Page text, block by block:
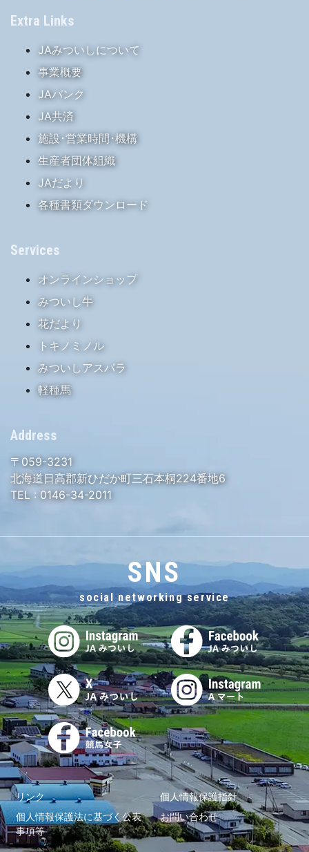
Extra Links
JAみついしについて
事業概要
JAバンク
JA共済
施設･営業時間･機構
生産者団体組織
JAだより
各種書類ダウンロード
Services
オンラインショップ
みついし牛
花だより
トキノミノル
みついしアスパラ
軽種馬
Address
〒059-3231
北海道日高郡新ひだか町三石本桐224番地6
TEL : 0146-34-2011
SNS
social networking service
リンク
個人情報保護指針
個人情報保護法に基づく公表
事項等
お問い合わせ